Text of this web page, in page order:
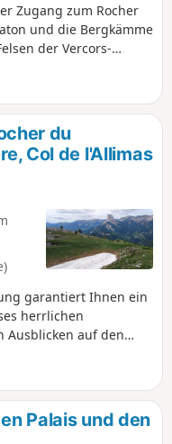
Zugang zum Rocher
und die Bergkämme
der Vercors-
und die Massive
du
Col de l'Allimas
garantiert Ihnen ein
herrlichen
Ausblicken auf den
und dem Grand
des Oisans,
Palais und den